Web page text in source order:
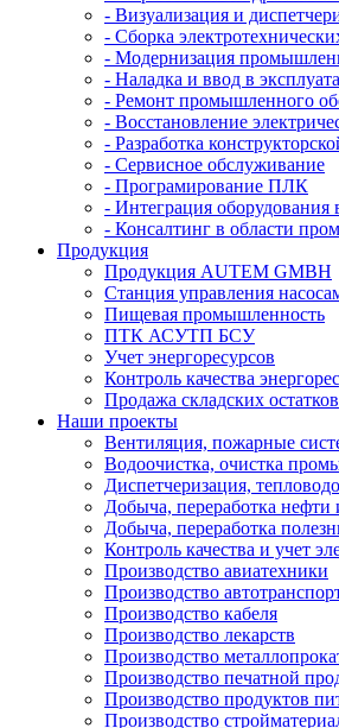
- Визуализация и
- Сборка
- Модернизация
- Наладка и ввод в
- Ремонт промышленного
- Восстановление
- Разработка
- Сервисное обслуживание
- Програмирование ПЛК
- Интеграция
- Консалтинг в области
Продукция
Продукция AUTEM GMBH
Cтанция управления
Пищевая промышленность
ПТК АСУТП БСУ
Учет энергоресурсов
Контроль качества
Продажа складских остатков
Наши проекты
Вентиляция, пожарные
Водоочистка, очистка
Диспетчеризация,
Добыча, переработка нефти
Добыча, переработка
Контроль качества и учет
Производство авиатехники
Производство
Производство кабеля
Производство лекарств
Производство
Производство печатной
Производство продуктов
Производство